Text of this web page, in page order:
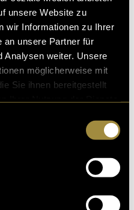
unsere Website zu
wir Informationen zu Ihrer
an unsere Partner für
Analysen weiter. Unsere
möglicherweise mit
Sie ihnen bereitgestellt